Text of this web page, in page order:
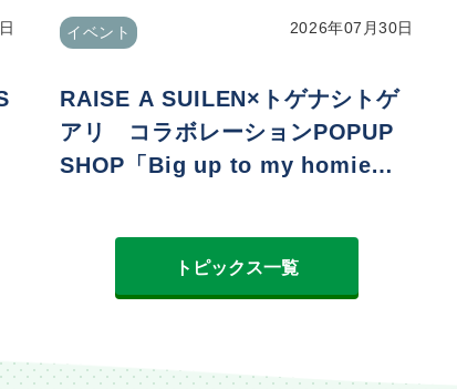
イベント 2026年07月30日
RAISE A SUILEN×トゲナシトゲ
アリ コラボレーションPOPUP
SHOP「Big up to my homie
トピックス一覧